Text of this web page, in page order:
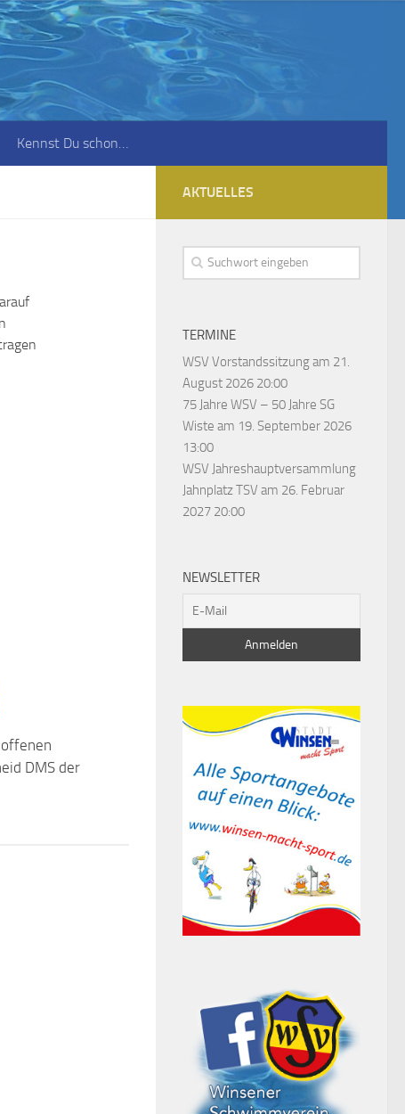
Kennst Du schon…
DMS der
AKTUELLES
TERMINE
WSV Vorstandssitzungam 21.
August 2026 20:00
75 Jahre WSV – 50 Jahre SG
Wiste am 19. September 2026
13:00
WSV Jahreshauptversammlung
Jahnplatz TSV am 26. Februar
2027 20:00
NEWSLETTER